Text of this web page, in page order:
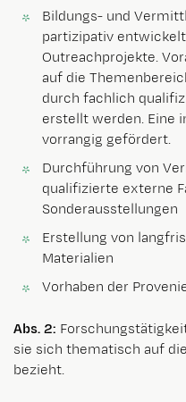
Bildungs- und
partizipativ
Outreachprojekte.
auf die
durch fachlich
erstellt werden. Eine
vorrangig gefördert.
Durchführung von
qualifizierte externe
Sonderausstellungen
Erstellung von
Materialien
Vorhaben der
Abs. 2:
sie sich thematisch auf
bezieht.